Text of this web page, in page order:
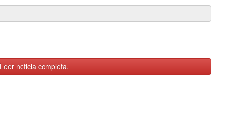
Leer noticia completa.